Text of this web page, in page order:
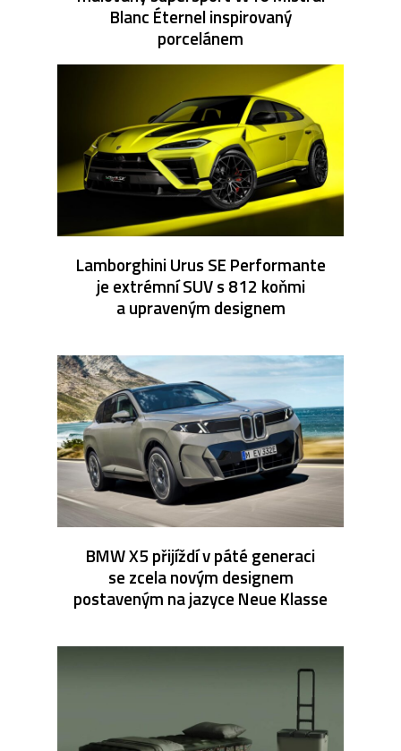
Blanc Éternel inspirovaný
porcelánem
Lamborghini Urus SE Performante
je extrémní SUV s 812 koňmi
a upraveným designem
BMW X5 přijíždí v páté generaci
se zcela novým designem
postaveným na jazyce Neue Klasse